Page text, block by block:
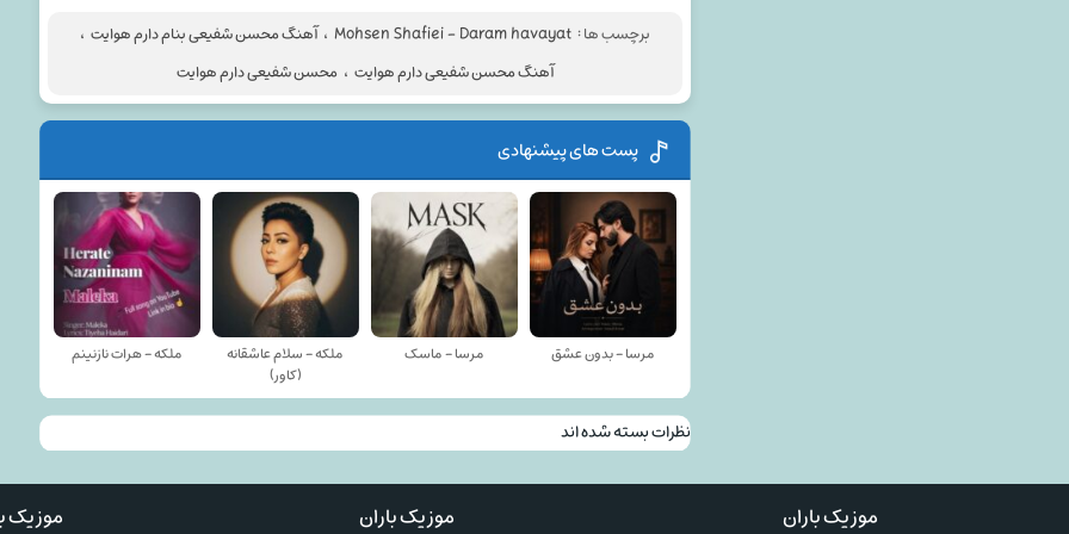
برچسب ها : Mohsen Shafiei - Daram havayat ، آهنگ محسن شفیعی بنام دارم هوایت ،
آهنگ محسن شفیعی دارم هوایت ، محسن شفیعی دارم هوایت
پست های پیشنهادی
مرسا - بدون عشق مرسا - ماسک
ملکه - سلام عاشقانه
(کاور)
ملکه - هرات نازنینم
نظرات بسته شده اند
موزیک باران موزیک باران موزیک